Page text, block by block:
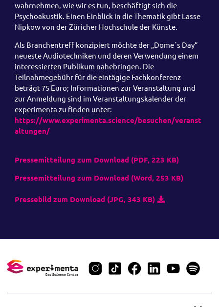
wahrnehmen, wie wir es tun, beschäftigt sich die
Psychoakustik. Einen Einblick in die Thematik gibt Lasse
Nipkow von der Züricher Hochschule der Künste.
Als Branchentreff konzipiert möchte der „Dome´s Day“
neueste Audiotechniken und deren Verwendung einem
interessierten Publikum nahebringen. Die
Teilnahmegebühr für die eintägige Fachkonferenz
beträgt 75 Euro; Informationen zur Veranstaltung und
zur Anmeldung sind im Veranstaltungskalender der
experimenta zu finden unter:
https://www.experimenta.science/besuchen/veranst
altungen/
Pressemitteilung zum Download (PDF, 223 KB)
Pressemitteilung zum Download (Word, 253 KB)
Pressebild zum Download (JPG, 343 KB)